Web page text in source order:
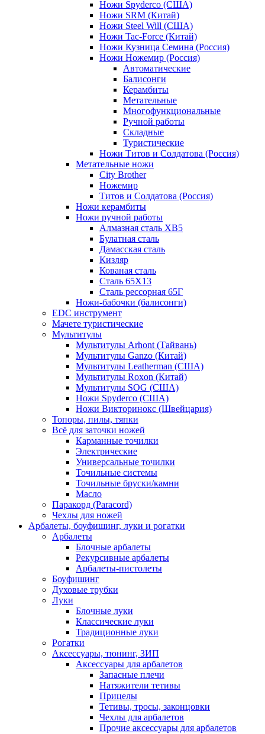
Ножи Spyderco (США)
Ножи SRM (Китай)
Ножи Steel Will (США)
Ножи Tac-Force (Китай)
Ножи Кузница Семина (Россия)
Ножи Ножемир (Россия)
Автоматические
Балисонги
Керамбиты
Метательные
Многофункциональные
Ручной работы
Складные
Туристические
Ножи Титов и Солдатова (Россия)
Метательные ножи
City Brother
Ножемир
Титов и Солдатова (Россия)
Ножи керамбиты
Ножи ручной работы
Алмазная сталь ХВ5
Булатная сталь
Дамасская сталь
Кизляр
Кованая сталь
Сталь 65Х13
Сталь рессорная 65Г
Ножи-бабочки (балисонги)
EDC инструмент
Мачете туристические
Мультитулы
Мультитулы Arhont (Тайвань)
Мультитулы Ganzo (Китай)
Мультитулы Leatherman (США)
Мультитулы Roxon (Китай)
Мультитулы SOG (США)
Ножи Spyderco (США)
Ножи Викторинокс (Швейцария)
Топоры, пилы, тяпки
Всё для заточки ножей
Карманные точилки
Электрические
Универсальные точилки
Точильные системы
Точильные бруски/камни
Масло
Паракорд (Paracord)
Чехлы для ножей
Арбалеты, боуфишинг, луки и рогатки
Арбалеты
Блочные арбалеты
Рекурсивные арбалеты
Арбалеты-пистолеты
Боуфишинг
Духовые трубки
Луки
Блочные луки
Классические луки
Традиционные луки
Рогатки
Аксессуары, тюнинг, ЗИП
Аксессуары для арбалетов
Запасные плечи
Натяжители тетивы
Прицелы
Тетивы, тросы, законцовки
Чехлы для арбалетов
Прочие аксессуары для арбалетов